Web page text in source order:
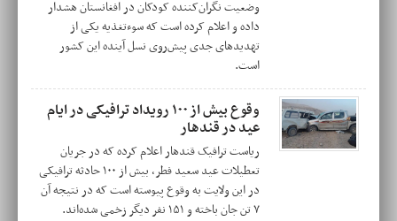
وضعیت نگران‌کننده کودکان در افغانستان هشدار
داده و اعلام کرده است که سوء‌تغذیه یکی از
تهدیدهای جدی پیش‌روی نسل آینده این کشور
است.
وقوع بیش از ۱۰۰ رویداد ترافیکی در ایام
عید در قندهار
ریاست ترافیک قندهار اعلام کرده که در جریان
تعطیلات عید سعید فطر، بیش از ۱۰۰ حادثه ترافیکی
در این ولایت به وقوع پیوسته است که در نتیجه آن
۷ تن جان باخته و ۱۵۱ نفر دیگر زخمی شده‌اند.